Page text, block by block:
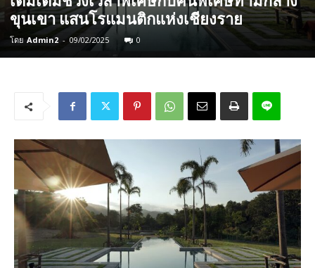
ขุนเขา แสนโรแมนติกแห่งเชียงราย
โดย Admin2 - 09/02/2025 0